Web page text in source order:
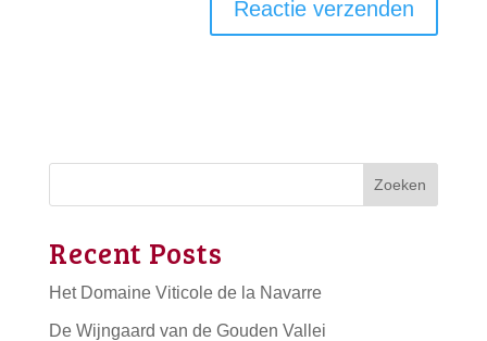
Zoeken
Recent Posts
Het Domaine Viticole de la Navarre
De Wijngaard van de Gouden Vallei